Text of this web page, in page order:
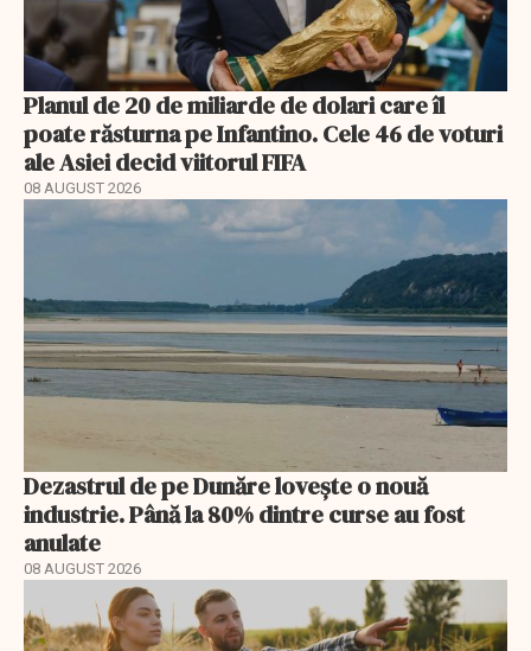
Planul de 20 de miliarde de dolari care îl
poate răsturna pe Infantino. Cele 46 de voturi
ale Asiei decid viitorul FIFA
08 AUGUST 2026
Dezastrul de pe Dunăre lovește o nouă
industrie. Până la 80% dintre curse au fost
anulate
08 AUGUST 2026